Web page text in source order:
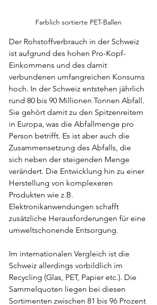
Farblich sortierte PET-Ballen
Der Rohstoffverbrauch in der Schweiz
ist aufgrund des hohen Pro-Kopf-
Einkommens und des damit
verbundenen umfangreichen Konsums
hoch. In der Schweiz entstehen jährlich
rund 80 bis 90 Millionen Tonnen Abfall.
Sie gehört damit zu den Spitzenreitern
in Europa, was die Abfallmenge pro
Person betrifft. Es ist aber auch die
Zusammensetzung des Abfalls, die
sich neben der steigenden Menge
verändert. Die Entwicklung hin zu einer
Herstellung von komplexeren
Produkten wie z.B.
Elektronikanwendungen schafft
zusätzliche Herausforderungen für eine
umweltschonende Entsorgung.
Im internationalen Vergleich ist die
Schweiz allerdings vorbildlich im
Recycling (Glas, PET, Papier etc.). Die
Sammelquoten liegen bei diesen
Sortimenten zwischen 81 bis 96 Prozent